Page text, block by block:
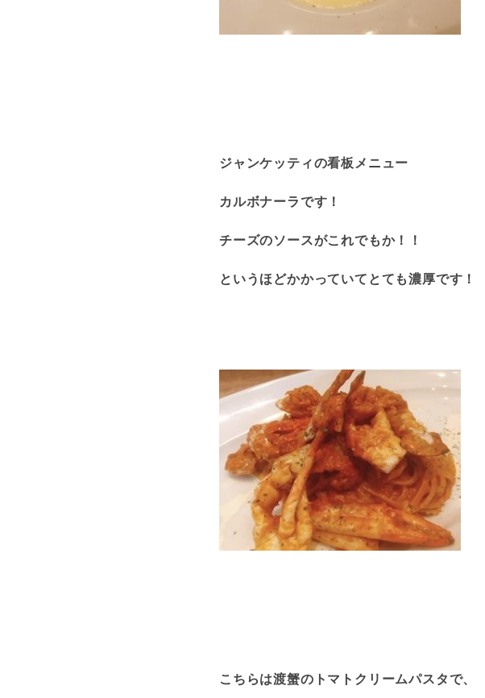
ジャンケッティの看板メニュー
カルボナーラです！
チーズのソースがこれでもか！！
というほどかかっていてとても濃厚です！
こちらは渡蟹のトマトクリームパスタで、